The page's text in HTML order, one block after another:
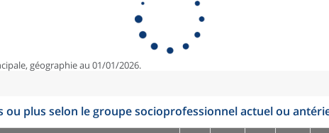
géographie au 01/01/2026.
ou plus selon le groupe socioprofessionnel actuel ou